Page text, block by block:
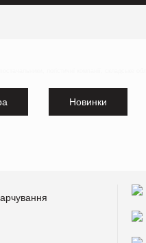
Новинки